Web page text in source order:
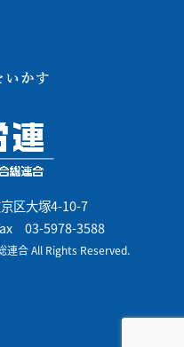
区大塚4-10-7
03-5978-3588
連合 All Rights Reserved.